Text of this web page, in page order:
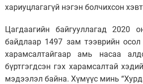
хариуцлагагүй нэгэн болчихсон
Цагдаагийн байгууллагад 2020
байдлаар 1497 зам тээврийн осол
харамсалтайгаар амь насаа
бүртгэгдсэн гэх харамсалтай
мэдээлэл байна. Хүмүүс минь